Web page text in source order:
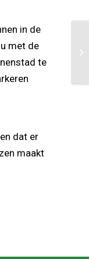
in de
met de
te
dat er
maakt